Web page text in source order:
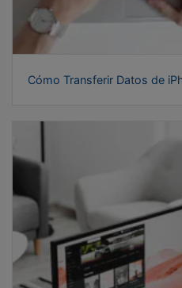
Cómo Transferir Datos de